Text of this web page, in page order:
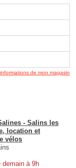
de mon magasin
- Salins les
location et
vélos
demain à 9h